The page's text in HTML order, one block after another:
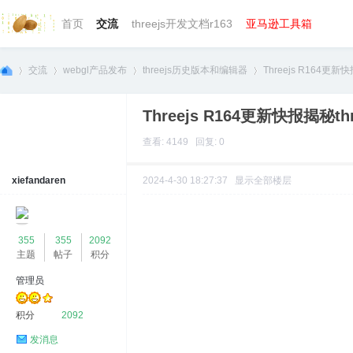
首页 交流 threejs开发文档r163 亚马逊工具箱
交流 webgl产品发布 threejs历史版本和编辑器 Threejs R164更新快
Threejs R164更新快报揭秘
查看: 4149 回复: 0
xiefandaren
355
主题
355
帖子
2092
积分
管理员
积分 2092
发消息
2024-4-30 18:27:37 显示全部楼层